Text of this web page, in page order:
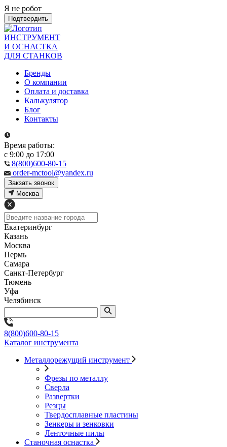
Я не робот
Подтвердить
ИНСТРУМЕНТ
И ОСНАСТКА
ДЛЯ СТАНКОВ
Бренды
О компании
Оплата и доставка
Калькулятор
Блог
Контакты
Время работы:
с 9:00 до 17:00
8(800)600-80-15
order-mctool@yandex.ru
Закзать звонок
Москва
Екатеринбург
Казань
Москва
Пермь
Самара
Санкт-Петербург
Тюмень
Уфа
Челябинск
8(800)600-80-15
Каталог инструмента
Металлорежущий инструмент
Фрезы по металлу
Сверла
Развертки
Резцы
Твердосплавные пластины
Зенкеры и зенковки
Ленточные пилы
Станочная оснастка